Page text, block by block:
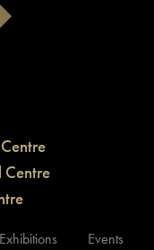
Centre
Exhibitions Events